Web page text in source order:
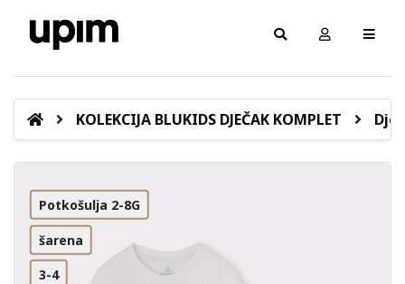
KOLEKCIJA BLUKIDS DJEČAK KOMPLET
Potkošulja 2-8G
šarena
3-4